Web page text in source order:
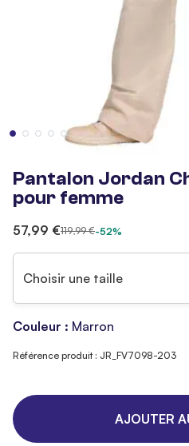
Pantalon Jordan
pour femme
57,99 €119,99 €-52%
Choisir une taille
Couleur : Marron
Référence produit : JR_FV7098-203
AJOUTER